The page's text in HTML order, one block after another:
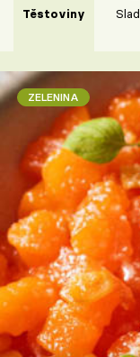
Těstoviny
ZELENINA